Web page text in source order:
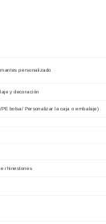
personalizado
y decoración
bolsa/ Personalizar la caja o embalaje)
rhinestones